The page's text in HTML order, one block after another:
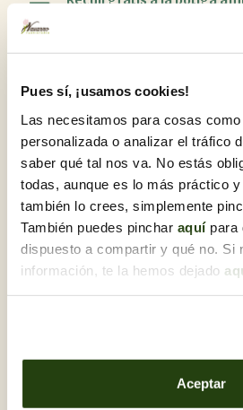
Pues sí, ¡usamos cookies!
Las necesitamos para cosas
personalizada o analizar el tráfico
saber qué tal nos va. No estás
todas, aunque es lo más práctico
también lo crees, simplemente
También puedes pinchar aquípara
dispuesto a compartir y qué no. Si
información, te la hemos dejado
Aceptar
Compra en línia i tria la
comanda quan et vagi bé.
dedicatòria. Un cop estiguis en el
podràs marcar aquesta opció i
Potser també us